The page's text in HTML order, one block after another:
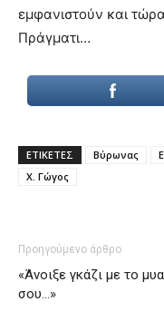
εμφανιστούν και
Πράγματι…
ΕΤΙΚΕΤΕΣ Βύρωνας
Χ. Γώγος
Προηγούμενο άρθρο
«Άνοιξε γκάζι με το
σου…»